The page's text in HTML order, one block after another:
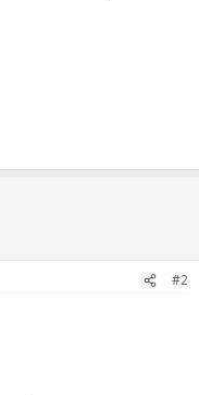
#2